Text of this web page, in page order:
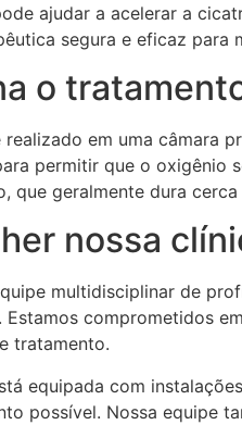
ajudar a acelerar a
segura e eficaz para
o
em uma câmara
permitir que o oxigênio
que geralmente dura
nossa
multidisciplinar de
comprometidos
tratamento.
equipada com
possível. Nossa equipe